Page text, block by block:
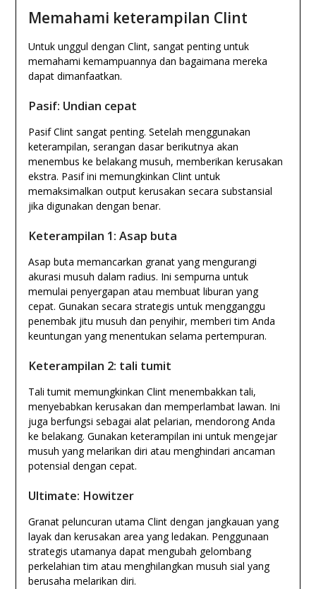
Memahami keterampilan Clint
Untuk unggul dengan Clint, sangat penting untuk
memahami kemampuannya dan bagaimana mereka
dapat dimanfaatkan.
Pasif: Undian cepat
Pasif Clint sangat penting. Setelah menggunakan
keterampilan, serangan dasar berikutnya akan
menembus ke belakang musuh, memberikan kerusakan
ekstra. Pasif ini memungkinkan Clint untuk
memaksimalkan output kerusakan secara substansial
jika digunakan dengan benar.
Keterampilan 1: Asap buta
Asap buta memancarkan granat yang mengurangi
akurasi musuh dalam radius. Ini sempurna untuk
memulai penyergapan atau membuat liburan yang
cepat. Gunakan secara strategis untuk mengganggu
penembak jitu musuh dan penyihir, memberi tim Anda
keuntungan yang menentukan selama pertempuran.
Keterampilan 2: tali tumit
Tali tumit memungkinkan Clint menembakkan tali,
menyebabkan kerusakan dan memperlambat lawan. Ini
juga berfungsi sebagai alat pelarian, mendorong Anda
ke belakang. Gunakan keterampilan ini untuk mengejar
musuh yang melarikan diri atau menghindari ancaman
potensial dengan cepat.
Ultimate: Howitzer
Granat peluncuran utama Clint dengan jangkauan yang
layak dan kerusakan area yang ledakan. Penggunaan
strategis utamanya dapat mengubah gelombang
perkelahian tim atau menghilangkan musuh sial yang
berusaha melarikan diri.